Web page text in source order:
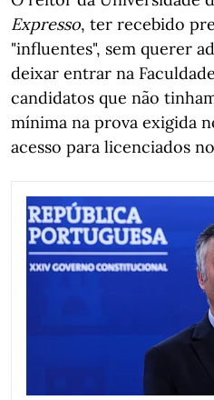
Expresso, ter recebido
"influentes", sem querer
deixar entrar na
candidatos que não
mínima na prova exigida
acesso para licenciados